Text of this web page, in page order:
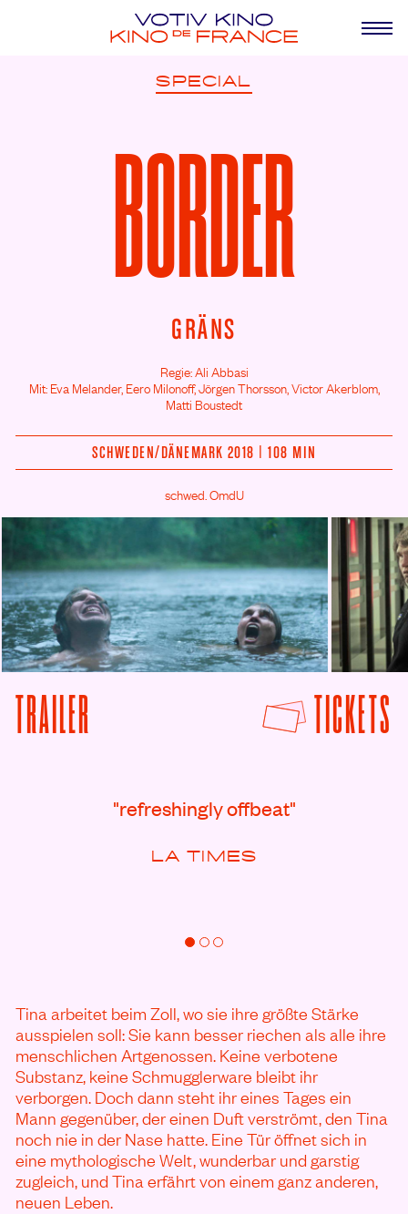
SPECIAL
BORDER
GRÄNS
Regie: Ali Abbasi
Mit: Eva Melander, Eero Milonoff,Jörgen Thorsson, Victor Akerblom,
Matti Boustedt
SCHWEDEN/DÄNEMARK 2018 | 108 MIN
schwed. OmdU
TRAILER
TICKETS
"refreshingly offbeat"
LA TIMES
Tina arbeitet beim Zoll, wo sie ihre größte Stärke
ausspielen soll: Sie kann besser riechen als alle ihre
menschlichen Artgenossen. Keine verbotene
Substanz, keine Schmugglerware bleibt ihr
verborgen. Doch dann steht ihr eines Tages ein
Mann gegenüber, der einen Duft verströmt, den Tina
noch nie in der Nase hatte. Eine Tür öffnet sich in
eine mythologische Welt, wunderbar und garstig
zugleich, und Tina erfährt von einem ganz anderen,
neuen Leben.